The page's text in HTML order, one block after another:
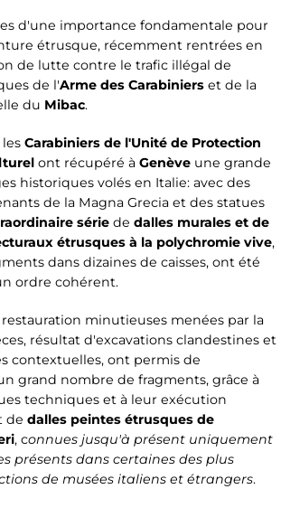
d'une importance fondamentale pour
étrusque, récemment rentrées en
de lutte contre le trafic illégal de
de l'Arme des Carabiniers et de la
du Mibac.
Carabiniers de l'Unité de Protection
ont récupéré à Genève une grande
historiques volés en Italie: avec des
de la Magna Grecia et des statues
série de dalles murales et de
étrusques à la polychromie vive,
dans dizaines de caisses, ont été
ordre cohérent.
minutieuses menées par la
résultat d'excavations clandestines et
contextuelles, ont permis de
grand nombre de fragments, grâce à
techniques et à leur exécution
de dalles peintes étrusques de
, connues jusqu'à présent uniquement
présents dans certaines des plus
de musées italiens et étrangers.